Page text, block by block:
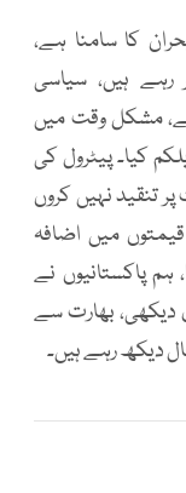
کا سامنا ہے،
رہے ہیں، سیاسی
مشکل وقت میں
کیا۔ پیٹرول کی
تنقید نہیں کروں
میں اضافہ
پاکستانیوں نے
دیکھی، بھارت سے
دیکھ رہے ہیں۔